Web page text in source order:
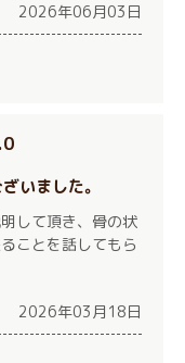
2026年06月03日
いました。
して頂き、骨の状
ことを話してもら
2026年03月18日